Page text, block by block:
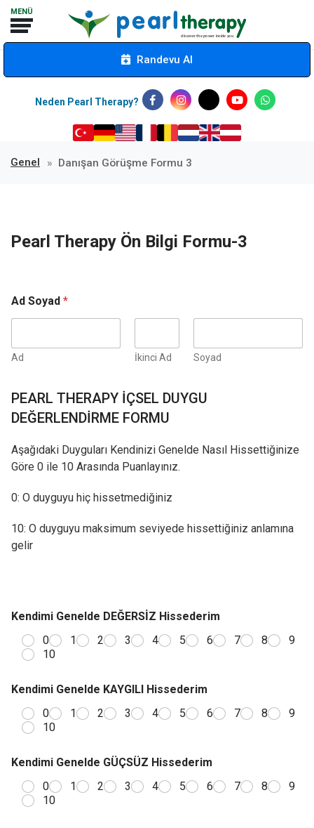
Randevu Al
Neden Pearl Therapy?
Genel Danışan Görüşme Formu 3
Pearl Therapy Ön Bilgi Formu-3
Ad Soyad *
Ad İkinci Ad Soyad
PEARL THERAPY İÇSEL DUYGU
DEĞERLENDİRME FORMU
Aşağıdaki Duyguları Kendinizi Genelde Nasıl Hissettiğinize
Göre 0 ile 10 Arasında Puanlayınız.
0: O duyguyu hiç hissetmediğiniz
10: O duyguyu maksimum seviyede hissettiğiniz anlamına
gelir
Kendimi Genelde DEĞERSİZ Hissederim
0
1 2 3 4 5 6 7 8
9
10
Kendimi Genelde KAYGILI Hissederim
0
1 2 3 4 5 6 7 8
9
10
Kendimi Genelde GÜÇSÜZ Hissederim
0
1 2 3 4 5 6 7 8
9
10